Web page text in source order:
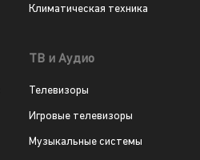
Климатическая техника
ТВ и Аудио
Телевизоры
Игровые телевизоры
Музыкальные системы